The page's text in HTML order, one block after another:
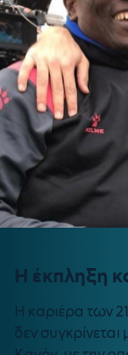
Η έκπληξη
Η καριέρα των
δεν